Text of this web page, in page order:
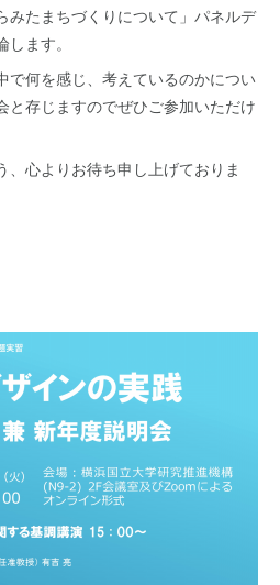
みたまちづくりについて」パネルデ
ます。
で何を感じ、考えているのかについ
と存じますのでぜひご参加いただけ
、心よりお待ち申し上げておりま